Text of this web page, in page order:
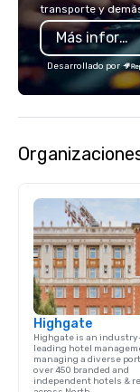
transporte y
Más información
Desarrollado por
Highgate
Highgate is an
leading hotel
managing a diverse
over 450 branded and
independent hotels &